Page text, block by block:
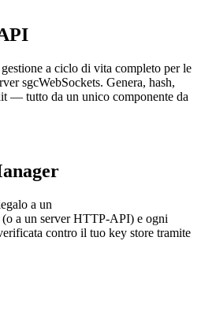
a ciclo di vita completo per le
sgcWebSockets. Genera, hash,
— tutto da un unico componente da
a un
a un server HTTP-API) e ogni
contro il tuo key store tramite